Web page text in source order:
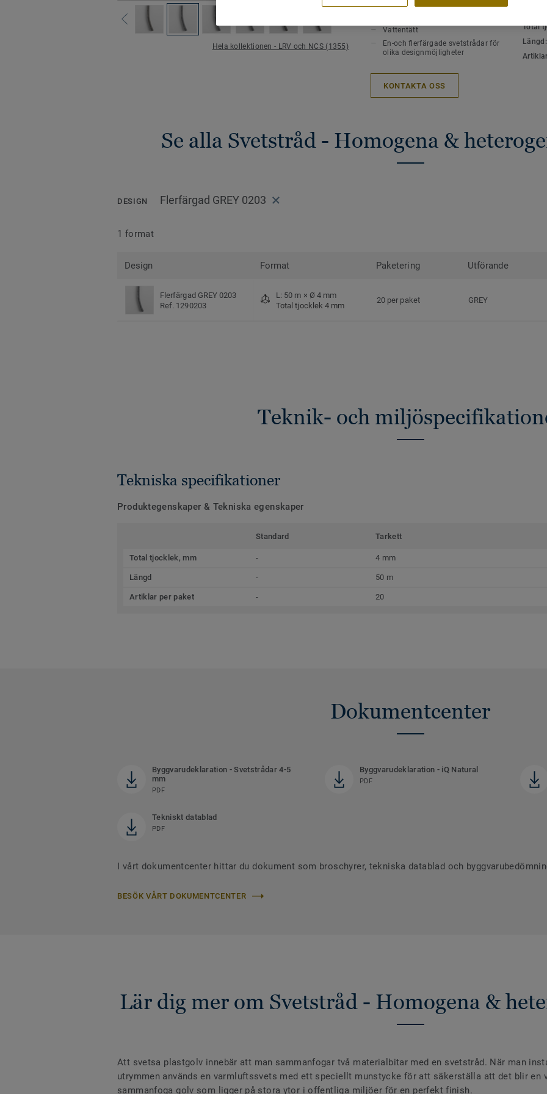
Hela kollektionen - LRV och NCS (1355)
ytor i offentliga miljöer för en perfekt
Ytor som är sammanfogade med
eftersom smuts inte fastnar i skarvarna
Vattentätt
En-och flerfärgade svetstrådar för
olika designmöjligheter
Total
KONTAKTA OSS
Se alla Svetstråd - Homogena &
DESIGN Flerfärgad GREY 0203
1 format
Design Format Paketering Utförande
Flerfärgad GREY 0203
Ref. 1290203
L: 50 m × Ø 4 mm
Total tjocklek 4 mm
20 per paket GREY
Teknik- och
Tekniska specifikationer
Produktegenskaper & Tekniska egenskaper
Standard Tarkett
Total tjocklek, mm - 4 mm
Längd - 50 m
Artiklar per paket - 20
Dokumentcenter
Byggvarudeklaration - Svetstrådar 4-5
mm
PDF
Byggvarudeklaration - iQ Natural
PDF
Tekniskt datablad
PDF
I vårt dokumentcenter hittar du dokument som broschyrer, tekniska datablad och
BESÖK VÅRT DOKUMENTCENTER
Lär dig mer om Svetstråd - Homogena &
Att svetsa plastgolv innebär att man sammanfogar två materialbitar med en svetstråd. När man
utrymmen används en varmluftssvets med ett speciellt munstycke för att säkerställa att det blir en
sammanfoga golv som ligger på stora ytor i offentliga miljöer för en perfekt finish.